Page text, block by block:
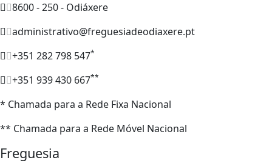
8600 - 250 - Odiáxere
administrativo@freguesiadeodiaxere.pt
+351 282 798 547*
+351 939 430 667**
* Chamada para a Rede Fixa Nacional
** Chamada para a Rede Móvel Nacional
Freguesia